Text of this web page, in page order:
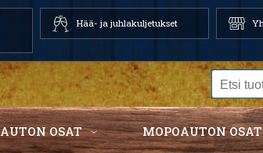
Hää- ja juhlakuljetukset
OSAT MOPOAUTON OSAT